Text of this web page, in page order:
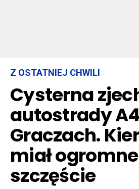
Z OSTATNIEJ CHWILI
Cysterna
autostrady
Graczach.
miał ogromne
szczęście